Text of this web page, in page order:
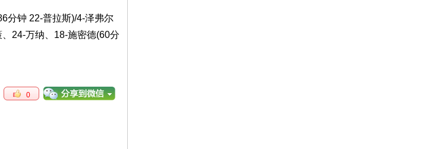
分钟 22-普拉斯)/4-泽弗尔
24-万纳、18-施密德(60分
0